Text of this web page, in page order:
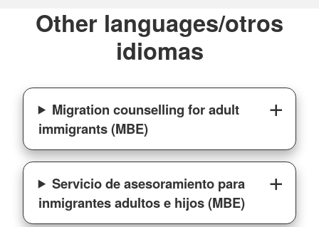
Other languages/otros
idiomas
Migration counselling for adult
immigrants (MBE)
Servicio de asesoramiento para
inmigrantes adultos e hijos (MBE)